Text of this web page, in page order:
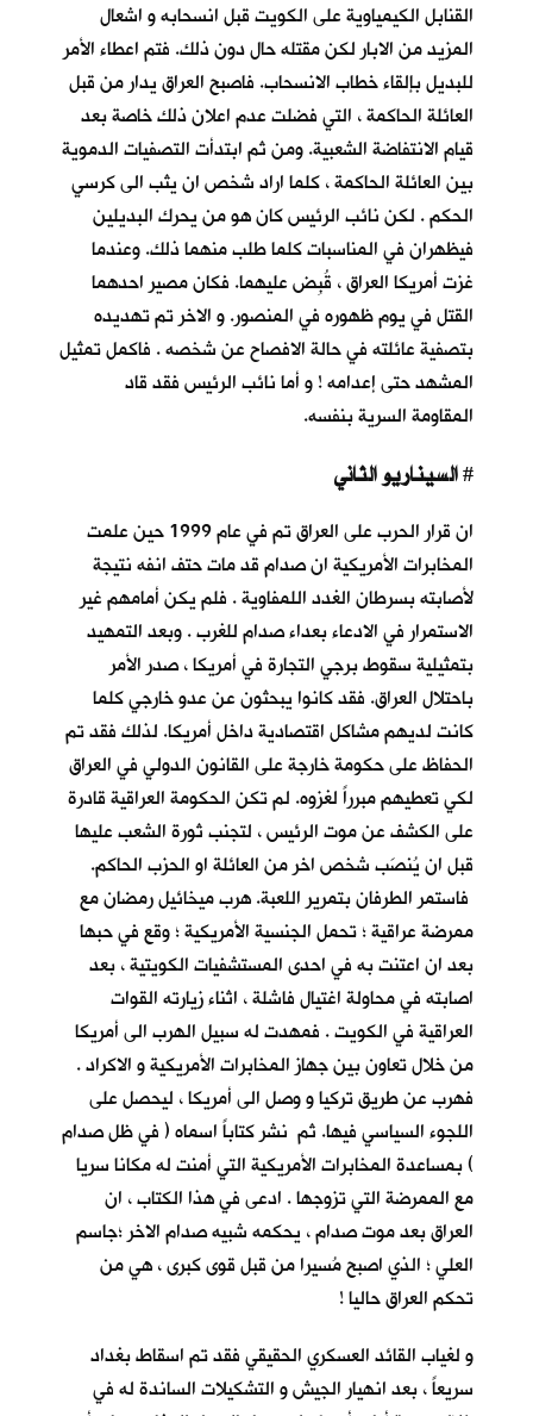
القنابل الكيمياوية على الكويت قبل انسحابه و اشعال
المزيد من الابار لكن مقتله حال دون ذلك. فتم اعطاء الأمر
للبديل بإلقاء خطاب الانسحاب. فاصبح العراق يدار من قبل
العائلة الحاكمة ، التي فضلت عدم اعلان ذلك خاصة بعد
قيام الانتفاضة الشعبية. ومن ثم ابتدأت التصفيات الدموية
بين العائلة الحاكمة ، كلما اراد شخص ان يثب الى كرسي
الحكم . لكن نائب الرئيس كان هو من يحرك البديلين
فيظهران في المناسبات كلما طلب منهما ذلك. وعندما
غزت أمريكا العراق ، قُبِض عليهما. فكان مصير احدهما
القتل في يوم ظهوره في المنصور. و الاخر تم تهديده
بتصفية عائلته في حالة الافصاح عن شخصه . فاكمل تمثيل
المشهد حتى إعدامه ! و أما نائب الرئيس فقد قاد
المقاومة السرية بنفسه.
#
ان قرار الحرب على العراق تم في عام 1999 حين علمت
المخابرات الأمريكية ان صدام قد مات حتف انفه نتيجة
لأصابته بسرطان الغدد اللمفاوية . فلم يكن أمامهم غير
الاستمرار في الادعاء بعداء صدام للغرب . وبعد التمهيد
بتمثيلية سقوط برجي التجارة في أمريكا ، صدر الأمر
باحتلال العراق. فقد كانوا يبحثون عن عدو خارجي كلما
كانت لديهم مشاكل اقتصادية داخل أمريكا. لذلك فقد تم
الحفاظ على حكومة خارجة على القانون الدولي في العراق
لكي تعطيهم مبرراً لغزوه. لم تكن الحكومة العراقية قادرة
على الكشف عن موت الرئيس ، لتجنب ثورة الشعب عليها
قبل ان يُنصَب شخص اخر من العائلة او الحزب الحاكم.
فاستمر الطرفان بتمرير اللعبة. هرب ميخائيل رمضان مع
ممرضة عراقية ؛ تحمل الجنسية الأمريكية ؛ وقع في حبها
بعد ان اعتنت به في احدى المستشفيات الكويتية ، بعد
اصابته في محاولة اغتيال فاشلة ، اثناء زيارته القوات
العراقية في الكويت . فمهدت له سبيل الهرب الى أمريكا
من خلال تعاون بين جهاز المخابرات الأمريكية و الاكراد .
فهرب عن طريق تركيا و وصل الى أمريكا ، ليحصل على
اللجوء السياسي فيها. ثم نشر كتاباً اسماه ( في ظل صدام
) بمساعدة المخابرات الأمريكية التي أمنت له مكانا سريا
مع الممرضة التي تزوجها . ادعى في هذا الكتاب ، ان
العراق بعد موت صدام ، يحكمه شبيه صدام الاخر ؛جاسم
العلي ؛ الذي اصبح مُسيرا من قبل قوى كبرى ، هي من
تحكم العراق حاليا !
و لغياب القائد العسكري الحقيقي فقد تم اسقاط بغداد
سريعاً ، بعد انهيار الجيش و التشكيلات الساندة له في